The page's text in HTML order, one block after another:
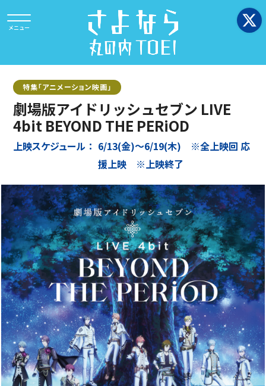
特集「アニメーション映画」
劇場版アイドリッシュセブン LIVE
4bit BEYOND THE PERiOD
上映スケジュール
6/13(金)～6/19(木) ※全上映回 応
援上映 ※上映終了